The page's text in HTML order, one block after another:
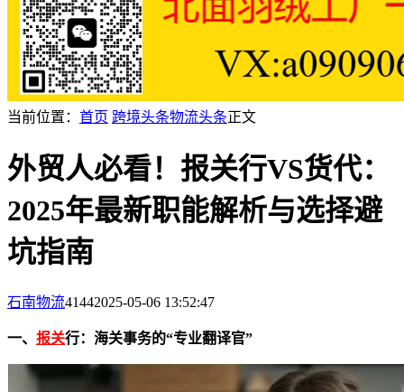
当前位置： 首页 跨境头条物流头条正文
外贸人必看！报关行VS货代：
2025年最新职能解析与选择避
坑指南
石南物流41442025-05-06 13:52:47
一、 报关行：海关事务的“专业翻译官”